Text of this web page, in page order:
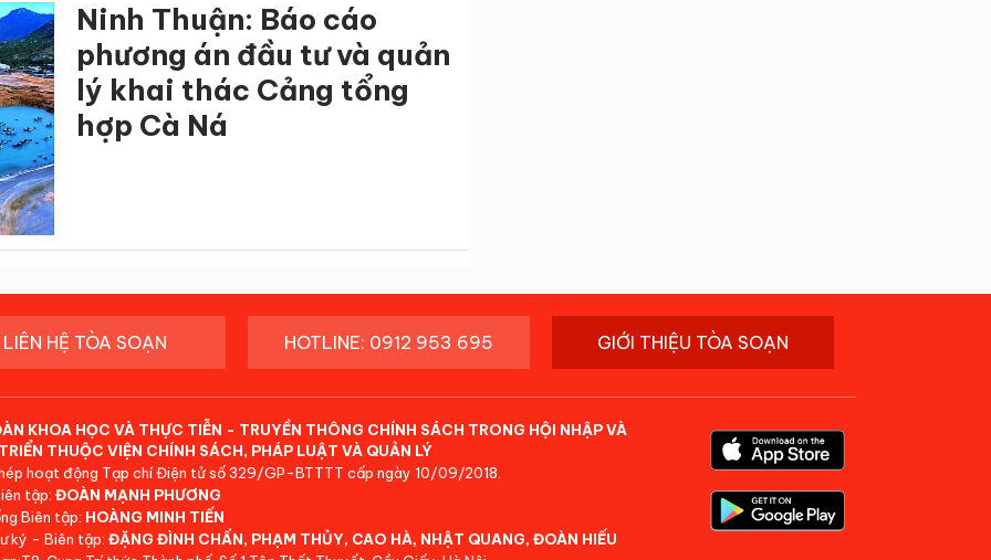
Ninh Thuận: Báo cáo
phương án đầu tư và quản
lý khai thác Cảng tổng
hợp Cà Ná
LIÊN HỆ TÒA SOẠN HOTLINE: 0912 953 695 GIỚI THIỆU TÒA SOẠN
KHOA HỌC VÀ THỰC TIỄN - TRUYỀN THÔNG CHÍNH SÁCH TRONG HỘI NHẬP VÀ
THUỘC VIỆN CHÍNH SÁCH, PHÁP LUẬT VÀ QUẢN LÝ
hoạt động Tạp chí Điện tử số 329/GP-BTTTT cấp ngày 10/09/2018.
tập: ĐOÀN MẠNH PHƯƠNG
Biên tập: HOÀNG MINH TIẾN
ký - Biên tập: ĐẶNG ĐÌNH CHẤN, PHẠM THỦY, CAO HÀ, NHẬT QUANG, ĐOÀN HIẾU